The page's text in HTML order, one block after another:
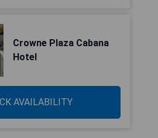
Crowne Plaza Cabana
Hotel
AVAILABILITY